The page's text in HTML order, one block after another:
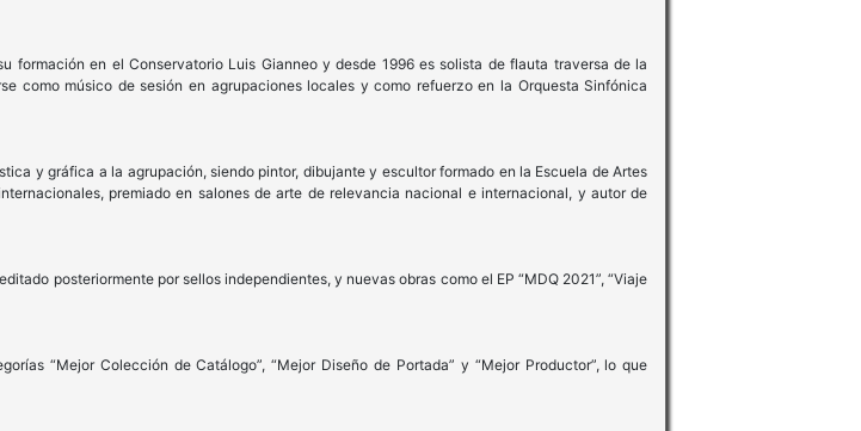
formación en el Conservatorio Luis Gianneo y desde 1996 es solista de flauta traversa de la
como músico de sesión en agrupaciones locales y como refuerzo en la Orquesta Sinfónica
y gráfica a la agrupación, siendo pintor, dibujante y escultor formado en la Escuela de Artes
premiado en salones de arte de relevancia nacional e internacional, y autor de
posteriormente por sellos independientes, y nuevas obras como el EP “MDQ 2021”, “Viaje
“Mejor Colección de Catálogo”, “Mejor Diseño de Portada” y “Mejor Productor”, lo que